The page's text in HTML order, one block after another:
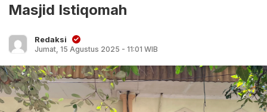
Masjid Istiqomah
Redaksi
Jumat, 15 Agustus 2025 - 11:01 WIB